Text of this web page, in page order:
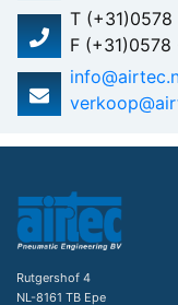
T
F
Rutgershof 4
NL-8161 TB Epe